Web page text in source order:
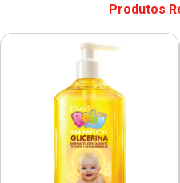
Produtos